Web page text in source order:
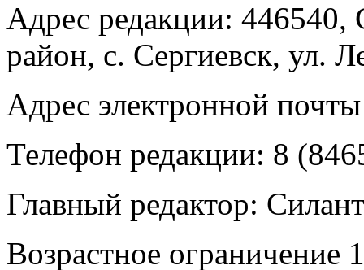
Адрес редакции: 446540,
район, с. Сергиевск, ул.
Адрес электронной
Телефон редакции: 8
Главный редактор:
Возрастное ограничение